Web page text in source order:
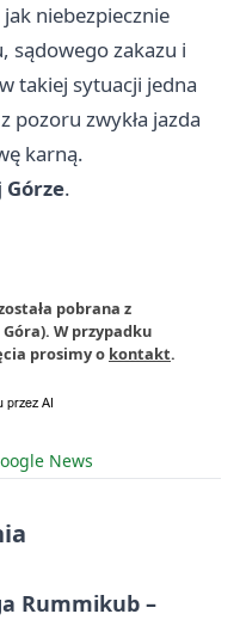
niebezpiecznie
sądowego zakazu i
takiej sytuacji jedna
pozoru zwykła jazda
karną.
Górze.
pobrana z
W przypadku
prosimy o kontakt.
News
Rummikub –